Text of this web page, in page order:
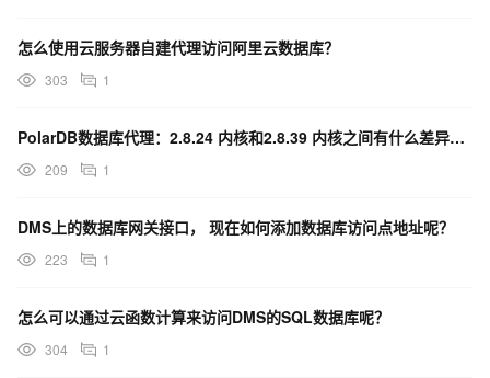
怎么使用云服务器自建代理访问阿里云数据库？
303 1
PolarDB数据库代理：2.8.24 内核和2.8.39 内核之间有什么差异吗？
209 1
DMS上的数据库网关接口， 现在如何添加数据库访问点地址呢？
223 1
怎么可以通过云函数计算来访问DMS的SQL数据库呢？
304 1